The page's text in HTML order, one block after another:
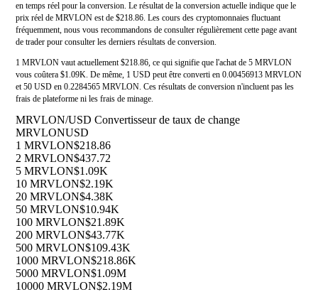
en temps réel pour la conversion. Le résultat de la conversion actuelle indique que le
prix réel de MRVLON est de $218.86. Les cours des cryptomonnaies fluctuant
fréquemment, nous vous recommandons de consulter régulièrement cette page avant
de trader pour consulter les derniers résultats de conversion.
1 MRVLON vaut actuellement $218.86, ce qui signifie que l'achat de 5 MRVLON
vous coûtera $1.09K. De même, 1 USD peut être converti en 0.00456913 MRVLON
et 50 USD en 0.2284565 MRVLON. Ces résultats de conversion n'incluent pas les
frais de plateforme ni les frais de minage.
MRVLON/USD Convertisseur de taux de change
MRVLONUSD
1 MRVLON$218.86
2 MRVLON$437.72
5 MRVLON$1.09K
10 MRVLON$2.19K
20 MRVLON$4.38K
50 MRVLON$10.94K
100 MRVLON$21.89K
200 MRVLON$43.77K
500 MRVLON$109.43K
1000 MRVLON$218.86K
5000 MRVLON$1.09M
10000 MRVLON$2.19M